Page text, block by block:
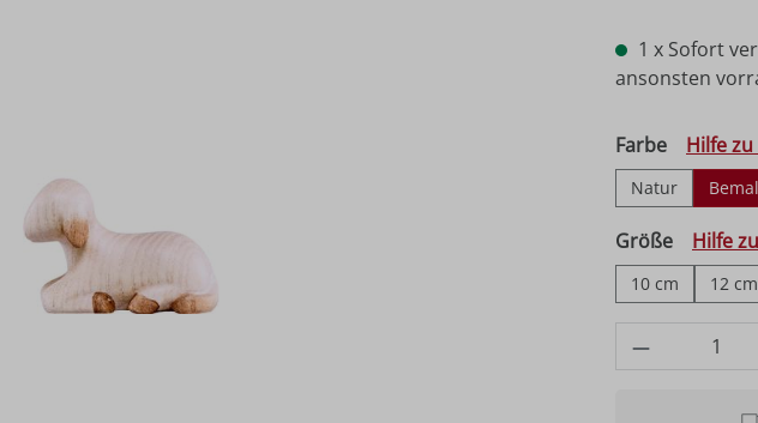
1 x Sofort
ansonsten
Farbe Hilfe
Natur
Größe Hilfe
10 cm 12 cm
Produkt